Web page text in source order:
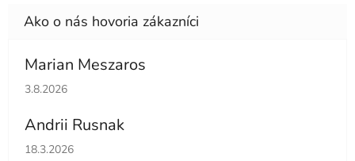
Marian Meszaros
Hodnotenie obchodu je 5 z 5 hviezdičiek.
3.8.2026
Andrii Rusnak
Hodnotenie obchodu je 5 z 5 hviezdičiek.
18.3.2026